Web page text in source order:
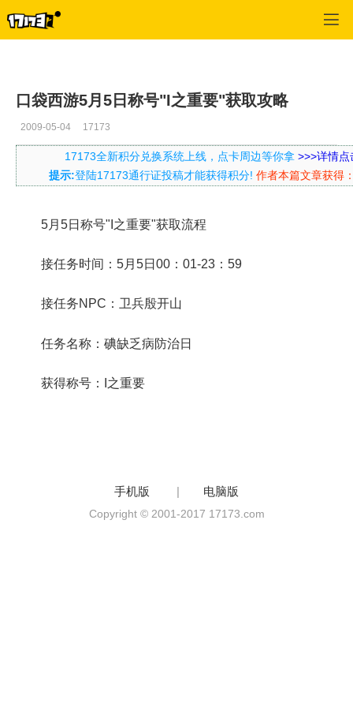
口袋西游5月5日称号"I之重要"获取攻略
2009-05-04 17173
17173全新积分兑换系统上线，点卡周边等你拿 >>>详情点
提示:登陆17173通行证投稿才能获得积分! 作者本篇文章获得
5月5日称号"I之重要"获取流程
接任务时间：5月5日00：01-23：59
接任务NPC：卫兵殷开山
任务名称：碘缺乏病防治日
获得称号：I之重要
手机版 | 电脑版
Copyright © 2001-2017 17173.com